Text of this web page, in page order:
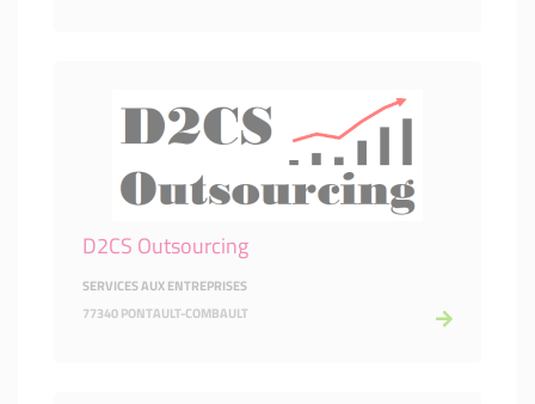
D2CS Outsourcing
SERVICES AUX ENTREPRISES
77340 PONTAULT-COMBAULT